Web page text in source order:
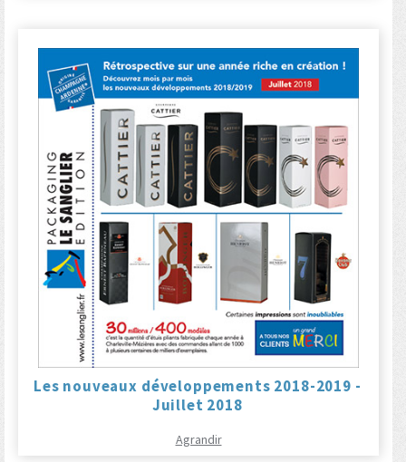
Les nouveaux développements 2018-2019 -
Juillet 2018
Agrandir